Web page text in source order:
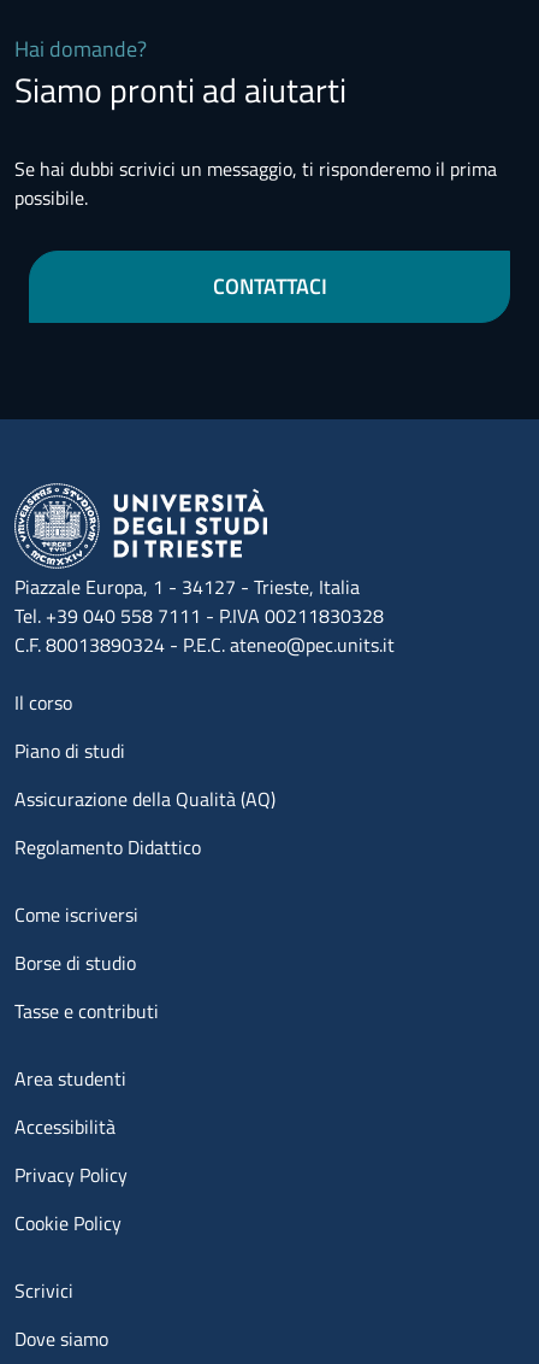
Hai domande?
Siamo pronti ad aiutarti
Se hai dubbi scrivici un messaggio, ti risponderemo il prima
possibile.
CONTATTACI
Piazzale Europa, 1 - 34127 - Trieste, Italia
Tel. +39 040 558 7111 - P.IVA 00211830328
C.F. 80013890324 - P.E.C. ateneo@pec.units.it
Menu footer 1
Il corso
Piano di studi
Assicurazione della Qualità (AQ)
Regolamento Didattico
Menu footer 2
Come iscriversi
Borse di studio
Tasse e contributi
Menu footer 3
Area studenti
Accessibilità
Privacy Policy
Cookie Policy
Menu contatti
Scrivici
Dove siamo